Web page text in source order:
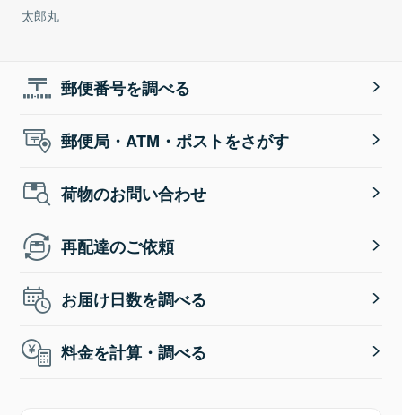
太郎丸
郵便番号を調べる
郵便局・ATM・ポストをさがす
荷物のお問い合わせ
再配達のご依頼
お届け日数を調べる
料金を計算・調べる